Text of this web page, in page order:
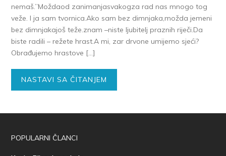
nemaš.”Moždaod zanimanjasvakogza rad nas mnogo tog
veže. I ja sam tvornica.Ako sam bez dimnjaka,možda jemeni
bez dimnjakajoš teže.znam –niste ljubitelj praznih riječi.Da
biste radili – režete hrast.A mi, zar drvone umijemo sjeći?
Obrađujemo hrastove […]
NASTAVI SA ČITANJEM
POPULARNI ČLANCI